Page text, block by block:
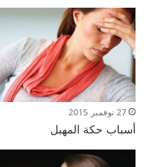
27 نوفمبر 2015
أسباب حكة المهبل